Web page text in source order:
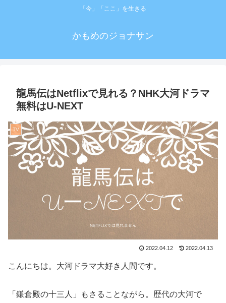
「今」「ここ」を生きる
かもめのジョナサン
龍馬伝はNetflixで見れる？NHK大河ドラマ
無料はU-NEXT
TV
2022.04.12 2022.04.13
こんにちは。大河ドラマ大好き人間です。
「鎌倉殿の十三人」もさることながら。歴代の大河で